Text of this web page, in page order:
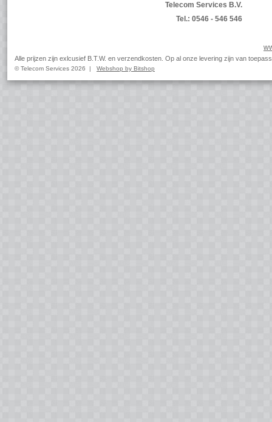
Telecom Services B.V.
Tel.: 0546 - 546 546
Alle prijzen zijn exlcusief B.T.W. en verzendkosten. Op al onze levering zijn van
© Telecom Services 2026 | Webshop by Bitshop